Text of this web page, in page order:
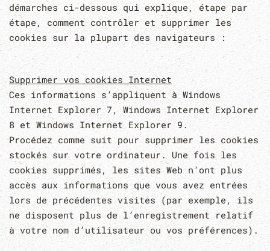
démarches ci-dessous qui explique, étape par
étape, comment contrôler et supprimer les
cookies sur la plupart des navigateurs :
Supprimer vos cookies Internet
Ces informations s’appliquent à Windows
Internet Explorer 7, Windows Internet Explorer
8 et Windows Internet Explorer 9.
Procédez comme suit pour supprimer les cookies
stockés sur votre ordinateur. Une fois les
cookies supprimés, les sites Web n’ont plus
accès aux informations que vous avez entrées
lors de précédentes visites (par exemple, ils
ne disposent plus de l’enregistrement relatif
à votre nom d’utilisateur ou vos préférences).